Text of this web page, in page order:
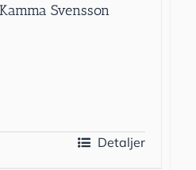
Svensson
Detaljer